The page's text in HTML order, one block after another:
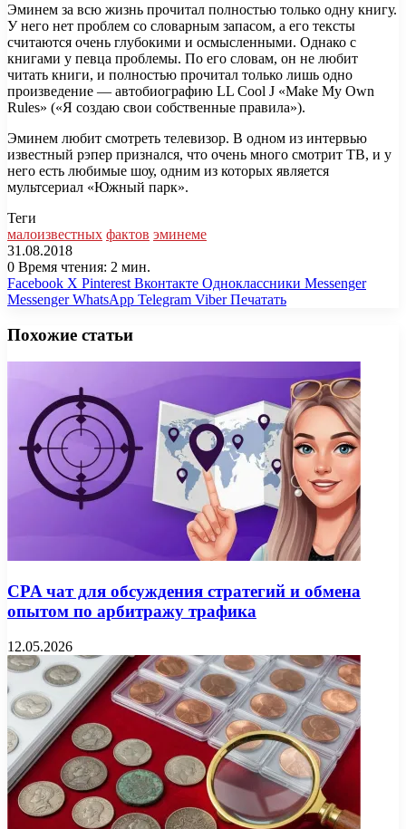
Эминем за всю жизнь прочитал полностью только одну книгу.
У него нет проблем со словарным запасом, а его тексты
считаются очень глубокими и осмысленными. Однако с
книгами у певца проблемы. По его словам, он не любит
читать книги, и полностью прочитал только лишь одно
произведение — автобиографию LL Cool J «Make My Own
Rules» («Я создаю свои собственные правила»).
Эминем любит смотреть телевизор. В одном из интервью
известный рэпер признался, что очень много смотрит ТВ, и у
него есть любимые шоу, одним из которых является
мультсериал «Южный парк».
Теги
малоизвестных фактов эминеме
31.08.2018
0 Время чтения: 2 мин.
Facebook X Pinterest Вконтакте Одноклассники Messenger
Messenger WhatsApp Telegram Viber Печатать
Похожие статьи
CPA чат для обсуждения стратегий и обмена
опытом по арбитражу трафика
12.05.2026